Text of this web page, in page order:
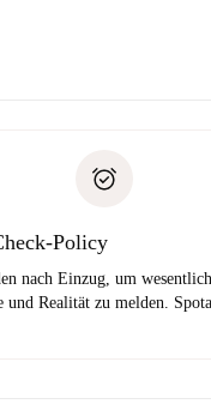
her.
ablehnen muss,
Policy
nach Einzug, um
und Realität zu melden.